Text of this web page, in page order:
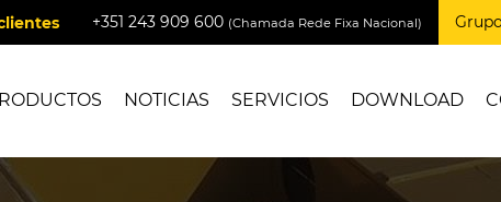
+351 243 909 600 (Chamada Rede Fixa Nacional)
NOTICIAS SERVICIOS DOWNLOAD